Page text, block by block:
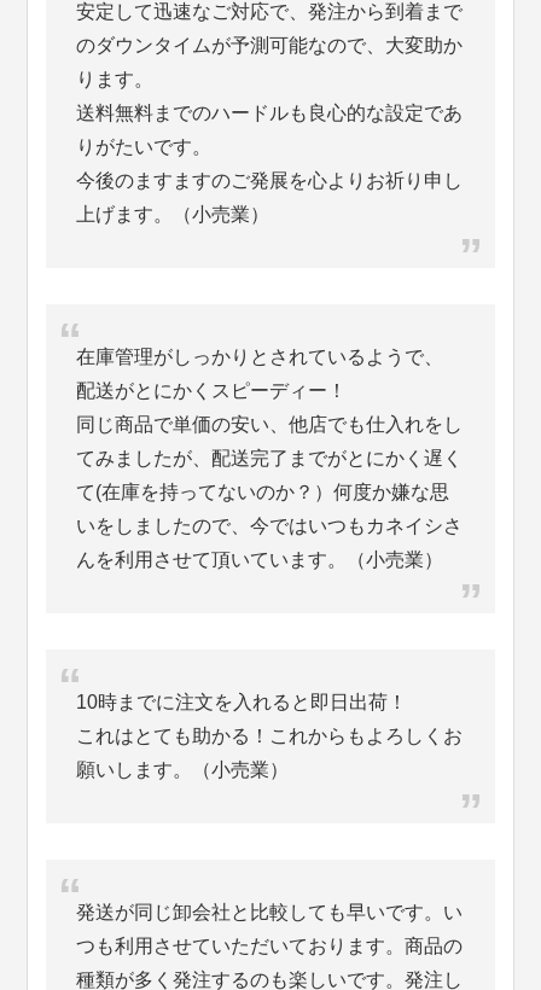
安定して迅速なご対応で、発注から到着まで
のダウンタイムが予測可能なので、大変助か
ります。
送料無料までのハードルも良心的な設定であ
りがたいです。
今後のますますのご発展を心よりお祈り申し
上げます。（小売業）
在庫管理がしっかりとされているようで、
配送がとにかくスピーディー！
同じ商品で単価の安い、他店でも仕入れをし
てみましたが、配送完了までがとにかく遅く
て(在庫を持ってないのか？）何度か嫌な思
いをしましたので、今ではいつもカネイシさ
んを利用させて頂いています。（小売業）
10時までに注文を入れると即日出荷！
これはとても助かる！これからもよろしくお
願いします。（小売業）
発送が同じ卸会社と比較しても早いです。い
つも利用させていただいております。商品の
種類が多く発注するのも楽しいです。発注し